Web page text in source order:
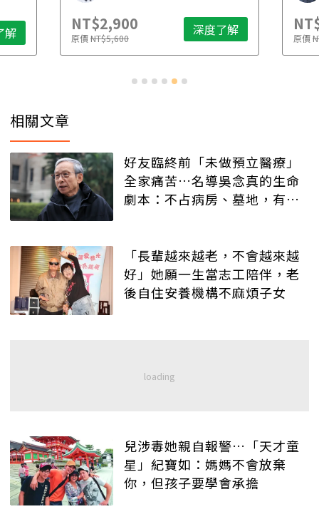
解 NT$2,900
原價NT$5,600 深度了解 原價
相關文章
好友臨終前「未做預立醫療」
全家痛苦…名導吳念真的生命
劇本：不占病房、墓地，有人
「長輩越來越老，不會越來越
好」她願一生當志工陪伴，老
後自住安養機構不麻煩子女
兒涉毒她親自報警…「天才童
星」紀寶如：媽媽不會放棄
你，但孩子要學會承擔